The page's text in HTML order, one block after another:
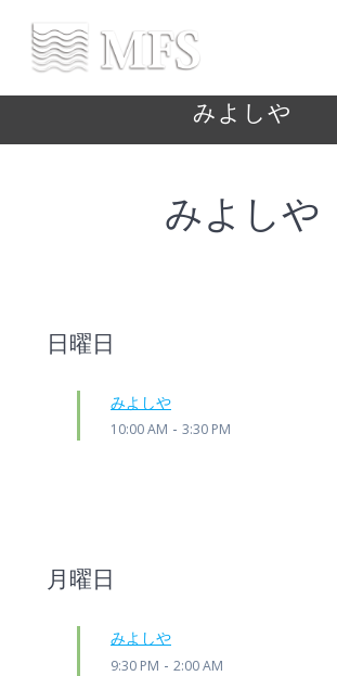
みよしや
みよしや
日曜日
みよしや
10:00 AM - 3:30 PM
月曜日
みよしや
9:30 PM - 2:00 AM